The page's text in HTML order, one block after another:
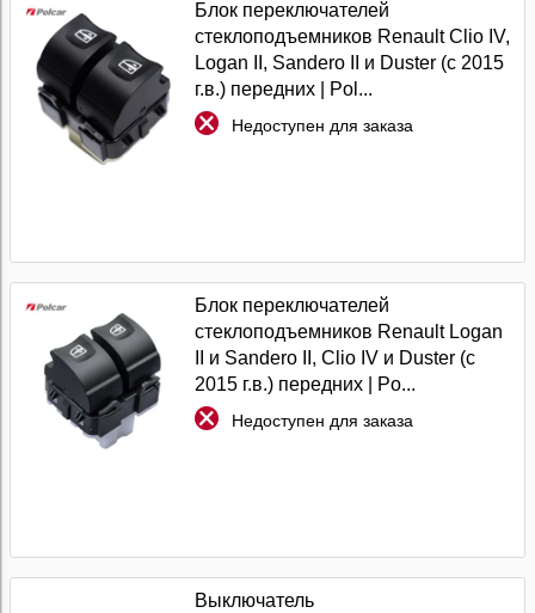
Блок переключателей
стеклоподъемников Renault Clio IV,
Logan II, Sandero II и Duster (с 2015
г.в.) передних | Pol...
Недоступен для заказа
Блок переключателей
стеклоподъемников Renault Logan
II и Sandero II, Clio IV и Duster (с
2015 г.в.) передних | Po...
Недоступен для заказа
Выключатель